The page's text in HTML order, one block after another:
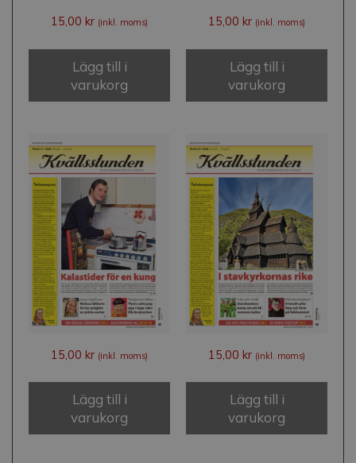
15,00 kr (inkl. moms)
Lägg till i
varukorg
15,00 kr (inkl. moms)
Lägg till i
varukorg
15,00 kr (inkl. moms)
Lägg till i
varukorg
15,00 kr (inkl. moms)
Lägg till i
varukorg